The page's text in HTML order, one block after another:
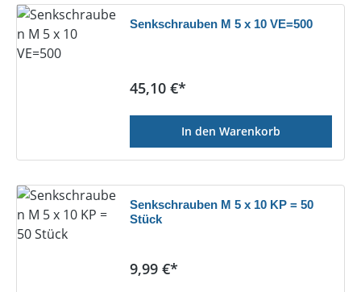
Senkschrauben M 5 x 10 VE=500
Regulärer Preis:
45,10 €*
In den Warenkorb
Senkschrauben M 5 x 10 KP = 50
Stück
Regulärer Preis:
9,99 €*